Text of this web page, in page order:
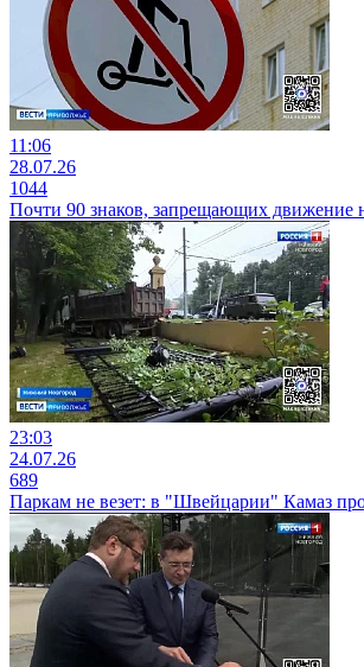
11:06
28.07.26
1044
Почти 90 знаков, запрещающих движение
23:03
24.07.26
689
Паркам не везет: в "Швейцарии" Камаз